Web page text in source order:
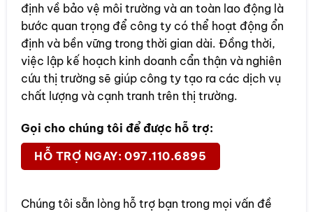
định về bảo vệ môi trường và an toàn lao động là
bước quan trọng để công ty có thể hoạt động ổn
định và bền vững trong thời gian dài. Đồng thời,
việc lập kế hoạch kinh doanh cẩn thận và nghiên
cứu thị trường sẽ giúp công ty tạo ra các dịch vụ
chất lượng và cạnh tranh trên thị trường.
Gọi cho chúng tôi để được hỗ trợ:
HỖ TRỢ NGAY: 097.110.6895
Chúng tôi sẵn lòng hỗ trợ bạn trong mọi vấn đề